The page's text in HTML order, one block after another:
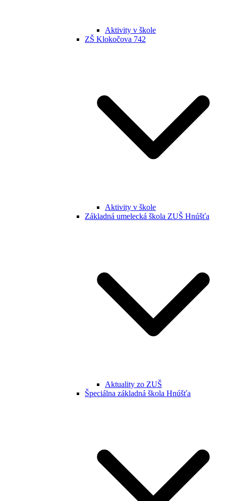
Aktivity v škole
ZŠ Klokočova 742
Aktivity v škole
Základná umelecká škola ZUŠ Hnúšťa
Aktuality zo ZUŠ
Špeciálna základná škola Hnúšťa